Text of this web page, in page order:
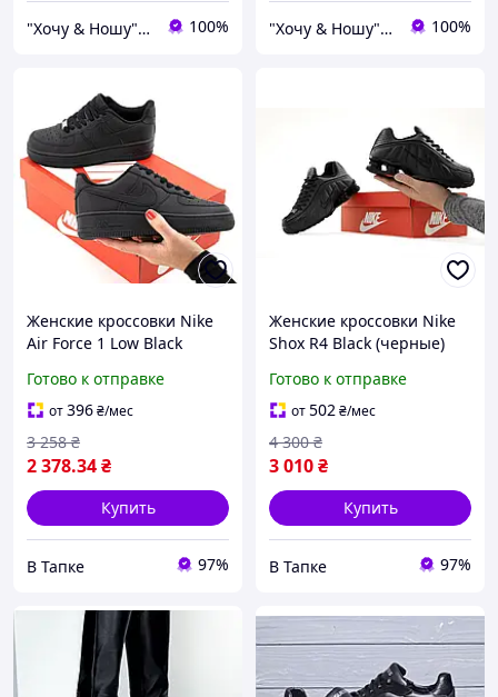
"Хочу & Ношу" - магазин сучасного взуття 100% "Хочу & Ношу" - магазин сучасного взуття 100%
Женские кроссовки Nike
Air Force 1 Low Black
классические кожаные
форсы Y15236
Готово к отправке
от396₴/мес
2 378.34₴
3 258 ₴
Купить
В Тапке 97%
Женские кроссовки Nike
Shox R4 Black (черные)
кожана Y15436
Готово к отправке
от502₴/мес
3 010₴
4 300 ₴
Купить
В Тапке 97%